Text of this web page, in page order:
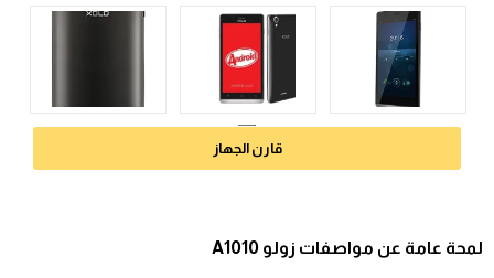
قارن الجهاز
لمحة عامة عن مواصفات زولو A1010